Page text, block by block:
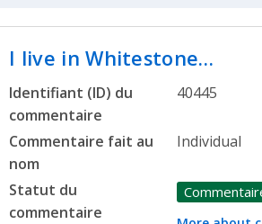
I live in Whitestone…
Identifiant (ID) du
commentaire
40445
Commentaire fait au
nom
Individual
Statut du
commentaire